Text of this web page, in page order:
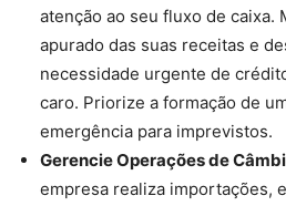
atenção ao seu fluxo de caixa.
apurado das suas receitas e
necessidade urgente de
caro. Priorize a formação de
emergência para imprevistos.
Gerencie Operações de
empresa realiza importações,